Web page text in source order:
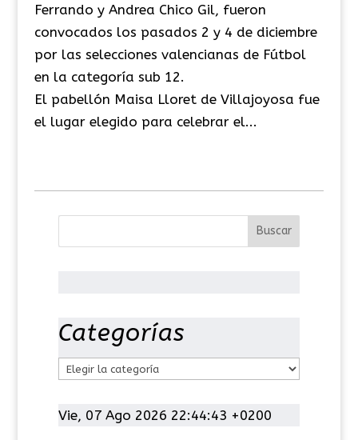
Ferrando y Andrea Chico Gil, fueron
convocados los pasados 2 y 4 de diciembre
por las selecciones valencianas de Fútbol
en la categoría sub 12.
El pabellón Maisa Lloret de Villajoyosa fue
el lugar elegido para celebrar el...
Categorías
t
Vie, 07 Ago 2026 22:44:43 +0200